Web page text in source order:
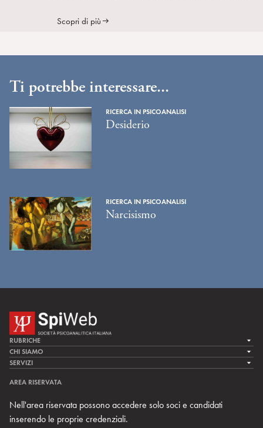
Scopri di più
Ti potrebbe interessare...
RICERCA IN PSICOANALISI
Desiderio
RICERCA IN PSICOANALISI
Narcisismo
RUBRICHE
LA CURA
LA RICERCA
MULTIMEDIA
CHI SIAMO
LA SPI
TEAM DI SPIWEB
CONTATTI
RIVISTE
SERVIZI
ARCHIVIO STORICO
AREA RISERVATA
Nell'area riservata possono accedere solo soci e candidati
inserendo le proprie credenziali.